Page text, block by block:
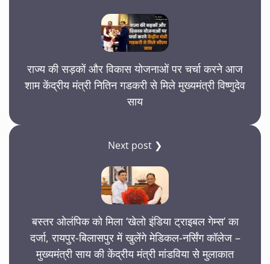
राज्य की सड़कों और विकास योजनाओं पर चर्चा करने आज
शाम केंद्रीय मंत्री नितिन गडकरी से मिले मुख्यमंत्री विष्णुदेव
साय
Next post ❯
बस्तर ओलंपिक को मिला ‘खेलो इंडिया ट्राइबल गेम्स’ का
दर्जा, रायपुर-बिलासपुर में खुलेंगे मेडिकल-नर्सिंग कॉलेज –
मुख्यमंत्री साय की केंद्रीय मंत्री मांडविया से मुलाकात